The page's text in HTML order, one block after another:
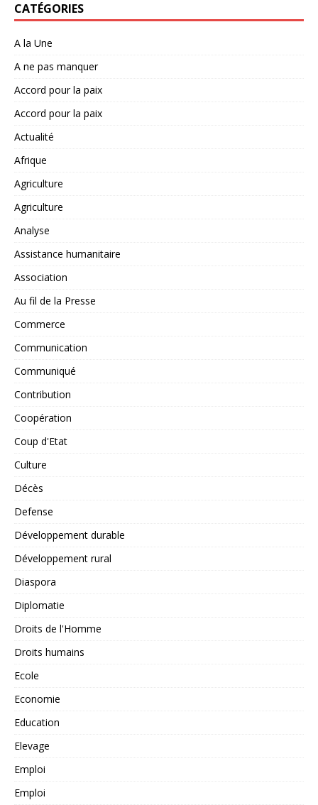
CATÉGORIES
A la Une
A ne pas manquer
Accord pour la paix
Accord pour la paix
Actualité
Afrique
Agriculture
Agriculture
Analyse
Assistance humanitaire
Association
Au fil de la Presse
Commerce
Communication
Communiqué
Contribution
Coopération
Coup d'Etat
Culture
Décès
Defense
Développement durable
Développement rural
Diaspora
Diplomatie
Droits de l'Homme
Droits humains
Ecole
Economie
Education
Elevage
Emploi
Emploi